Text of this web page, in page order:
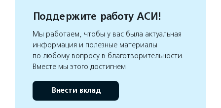
Поддержите работу АСИ!
Мы работаем, чтобы у вас была актуальная
информация и полезные материалы
по любому вопросу в благотворительности.
Вместе мы этого достигнем
Внести вклад